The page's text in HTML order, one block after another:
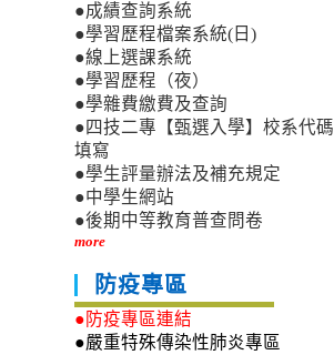
●成績查詢系統
●學習歷程檔案系統(日)
●線上選課系統
●學習歷程（夜）
●學雜費繳費及查詢
●四技二專【甄選入學】校系代碼
填寫
●學生評量辦法及補充規定
●中學生網站
●後期中等教育普查問卷
more
防疫專區
●防疫專區連結
●嚴重特殊傳染性肺炎專區